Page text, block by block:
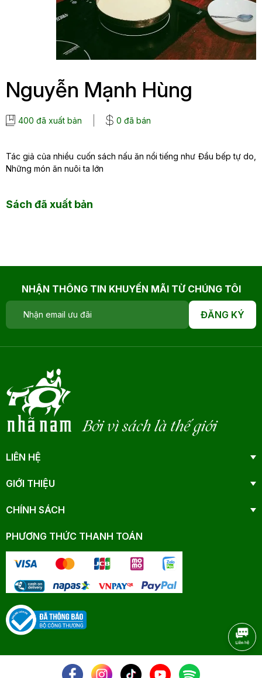
Nguyễn Mạnh Hùng
400 đã xuất bản 0 đã bán
Tác giả của nhiều cuốn sách nấu ăn nổi tiếng như Đầu bếp tự do,
Những món ăn nuôi ta lớn
Sách đã xuất bản
NHẬN THÔNG TIN KHUYẾN MÃI TỪ CHÚNG TÔI
ĐĂNG KÝ
Bởi vì sách là thế giới
LIÊN HỆ
GIỚI THIỆU
CHÍNH SÁCH
PHƯƠNG THỨC THANH TOÁN